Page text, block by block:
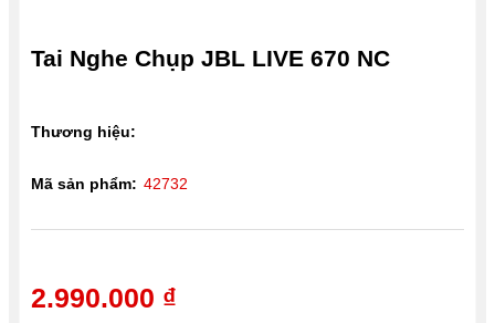
Tai Nghe Chụp JBL LIVE 670 NC
2.990.000 ₫
Thương hiệu:
Mã sản phẩm: 42732